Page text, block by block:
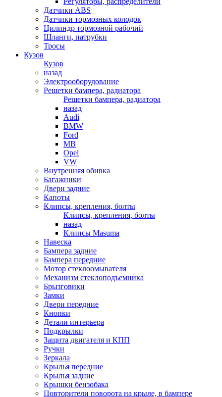
Датчики ABS
Датчики тормозных колодок
Цилиндр тормозной рабочий
Шланги, патрубки
Тросы
Кузов
Кузов
назад
Электрооборудование
Решетки бампера, радиатора
Решетки бампера, радиатора
назад
Audi
BMW
Ford
MB
Opel
VW
Внутренняя обивка
Багажники
Двери задние
Капоты
Клипсы, крепления, болты
Клипсы, крепления, болты
назад
Клипсы Masuma
Навеска
Бампера задние
Бампера передние
Мотор стеклоомывателя
Механизм стеклоподъемника
Брызговики
Замки
Двери передние
Кнопки
Детали интерьера
Подкрылки
Защита двигателя и КПП
Ручки
Зеркала
Крылья передние
Крылья задние
Крышки бензобака
Повторители поворота на крыле, в бампере